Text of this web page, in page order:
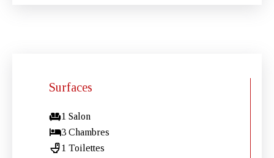
Surfaces
1 Salon
3 Chambres
1 Toilettes